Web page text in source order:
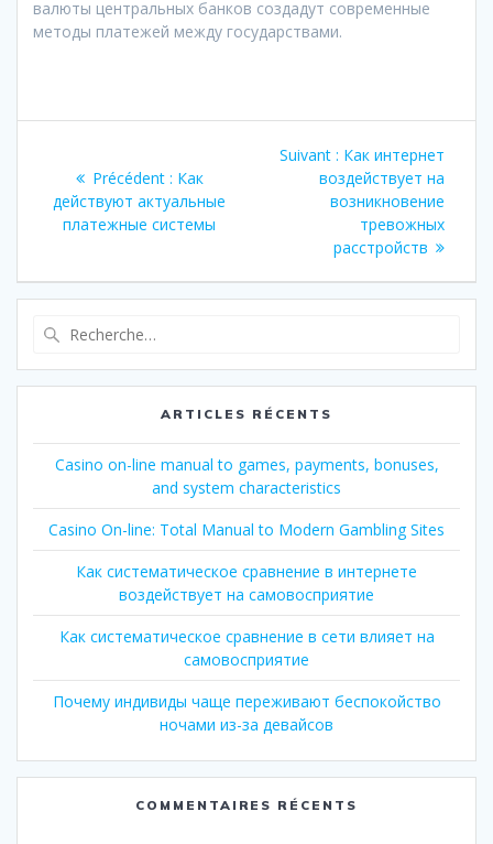
валюты центральных банков создадут современные
методы платежей между государствами.
de
l’article
Précédent : Article
précédent
:
Как
действуют актуальные
платежные системы
Suivant : Article
suivant
:
Как интернет
воздействует на
возникновение
тревожных
расстройств
:
ARTICLES RÉCENTS
Casino on-line manual to games, payments, bonuses,
and system characteristics
Casino On-line: Total Manual to Modern Gambling Sites
Как систематическое сравнение в интернете
воздействует на самовосприятие
Как систематическое сравнение в сети влияет на
самовосприятие
Почему индивиды чаще переживают беспокойство
ночами из-за девайсов
COMMENTAIRES RÉCENTS